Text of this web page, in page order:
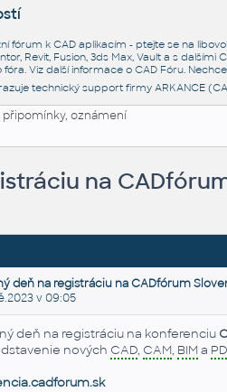
fórum k CAD aplikacím - ptejte se na
Revit, Fusion, 3ds Max, Vault a s
Viz další informace o CAD Fóru.
technický support firmy ARKANCE
připomínky, oznámení
na
deň na registráciu na CADfórum
v 09:05
deň na registráciu na konferenciu
nových CAD, CAM, BIMa